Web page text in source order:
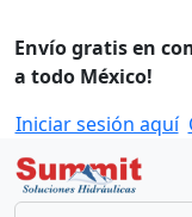
Envío gratis en
a todo México!
Iniciar sesión aquí